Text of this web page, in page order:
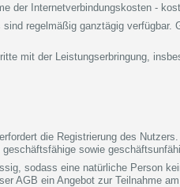
der Internetverbindungskosten -
regelmäßig ganztägig
mit der Leistungserbringung,
die Registrierung des
sowie
sodass eine natürliche Person
AGB ein Angebot zur Teilnahme